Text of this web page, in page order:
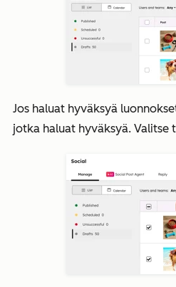
Jos haluat hyväksyä
jotka haluat hyväksyä. Valitse